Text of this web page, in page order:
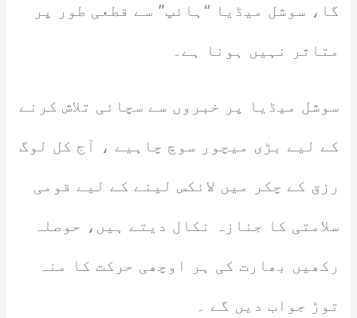
گا، سوشل میڈیا “ہائپ” سے قطعی طور پر
متاثر نہیں ہونا ہے۔
سوشل میڈیا پر خبروں سے سچائی تلاش کرنے
کے لیے بڑی میچور سوچ چاہیے ، آج کل لوگ
رزق کے چکر میں لائکس لینے کے لیے قومی
سلامتی کا جنازہ نکال دیتے ہیں، حوصلہ
رکھیں بھارت کی ہر اوچھی حرکت کا منہ
توڑ جواب دیں گے ۔